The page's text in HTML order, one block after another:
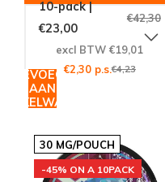
10-pack |
€23,00
€42,30
excl BTW €19,01
€2,30 p.s.€4,23
TOEVOEGEN
AAN
30 MG/POUCH
-45% ON A 10PACK